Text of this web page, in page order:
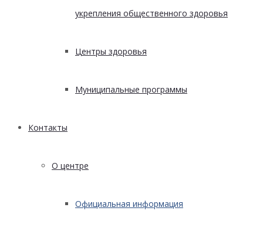
укрепления общественного здоровья
Центры здоровья
Муниципальные программы
Контакты
О центре
Официальная информация